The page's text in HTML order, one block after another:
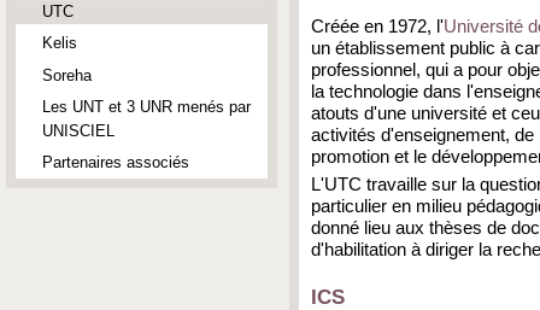
Créée en 1972, l'Université
un établissement public à
professionnel, qui a pour
la technologie dans
atouts d'une université et
activités d'enseignement,
promotion et le
L'UTC travaille sur la
particulier en milieu
donné lieu aux thèses de
d'habilitation à diriger la
ICS
UTC
Kelis
Soreha
Les UNT et 3 UNR menés par
UNISCIEL
Partenaires associés